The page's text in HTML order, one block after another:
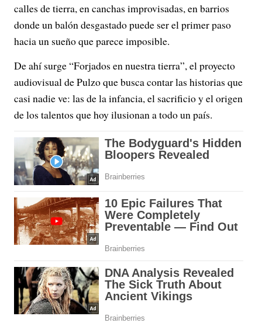
calles de tierra, en canchas improvisadas, en barrios
donde un balón desgastado puede ser el primer paso
hacia un sueño que parece imposible.
De ahí surge “Forjados en nuestra tierra”, el proyecto
audiovisual de Pulzo que busca contar las historias que
casi nadie ve: las de la infancia, el sacrificio y el origen
de los talentos que hoy ilusionan a todo un país.